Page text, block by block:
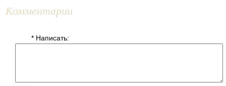
Комментарии
* Написать: